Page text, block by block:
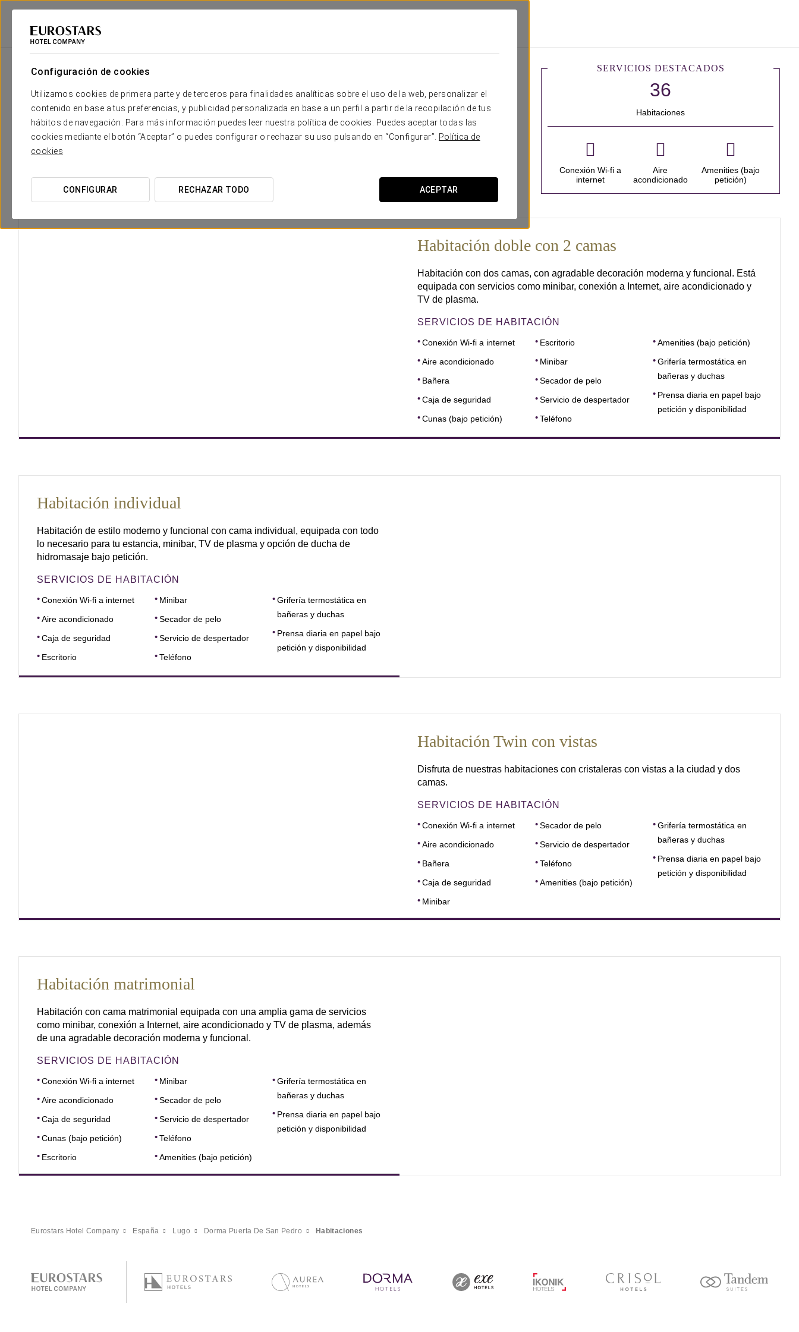
Configuración de cookies
Utilizamos cookies de primera parte y de terceros para finalidades analíticas sobre el uso de la web, personalizar el
contenido en base a tus preferencias, y publicidad personalizada en base a un perfil a partir de la recopilación de tus
hábitos de navegación. Para más información puedes leer nuestra política de cookies. Puedes aceptar todas las
cookies mediante el botón “Aceptar” o puedes configurar o rechazar su uso pulsando en “Configurar”.
Política de
cookies
CONFIGURAR RECHAZAR TODO ACEPTAR
Eurostars Hotel Company
El confort y descanso que necesitas
El Dorma Puerta de San Pedro dispone de 36 habitaciones, distribuidas en ocho plantas. Todas las estancias son exteriores,
con abundante luz natural, y dotadas de los mejores equipamientos. El hotel dispone dehabitaciones individuales,
habitaciones dobles y habitaciones adaptadas a personas con movilidad reducida.
SERVICIOS DESTACADOS
Habitaciones
Conexión Wi-fi a
internet
Aire
acondicionado
Amenities (bajo
petición)
Habitación doble con 2 camas
Habitación con dos camas, con agradable decoración moderna y funcional. Está
equipada con servicios como minibar, conexión a Internet, aire acondicionado y
TV de plasma.
SERVICIOS DE HABITACIÓN
Conexión Wi-fi a internet
Aire acondicionado
Bañera
Caja de seguridad
Cunas (bajo petición)
Escritorio
Minibar
Secador de pelo
Servicio de despertador
Teléfono
Amenities (bajo petición)
Grifería termostática en
bañeras y duchas
Prensa diaria en papel bajo
petición y disponibilidad
Habitación individual
Habitación de estilo moderno y funcional con cama individual, equipada con todo
lo necesario para tu estancia, minibar, TV de plasma y opción de ducha de
hidromasaje bajo petición.
SERVICIOS DE HABITACIÓN
Conexión Wi-fi a internet
Aire acondicionado
Caja de seguridad
Escritorio
Minibar
Secador de pelo
Servicio de despertador
Teléfono
Grifería termostática en
bañeras y duchas
Prensa diaria en papel bajo
petición y disponibilidad
Habitación Twin con vistas
Disfruta de nuestras habitaciones con cristaleras con vistas a la ciudad y dos
camas.
SERVICIOS DE HABITACIÓN
Conexión Wi-fi a internet
Aire acondicionado
Bañera
Caja de seguridad
Minibar
Secador de pelo
Servicio de despertador
Teléfono
Amenities (bajo petición)
Grifería termostática en
bañeras y duchas
Prensa diaria en papel bajo
petición y disponibilidad
Habitación matrimonial
Habitación con cama matrimonial equipada con una amplia gama de servicios
como minibar, conexión a Internet, aire acondicionado y TV de plasma, además
de una agradable decoración moderna y funcional.
SERVICIOS DE HABITACIÓN
Conexión Wi-fi a internet
Aire acondicionado
Caja de seguridad
Cunas (bajo petición)
Escritorio
Minibar
Secador de pelo
Servicio de despertador
Teléfono
Amenities (bajo petición)
Grifería termostática en
bañeras y duchas
Prensa diaria en papel bajo
petición y disponibilidad
Eurostars Hotel Company España Lugo Dorma Puerta De San Pedro Habitaciones